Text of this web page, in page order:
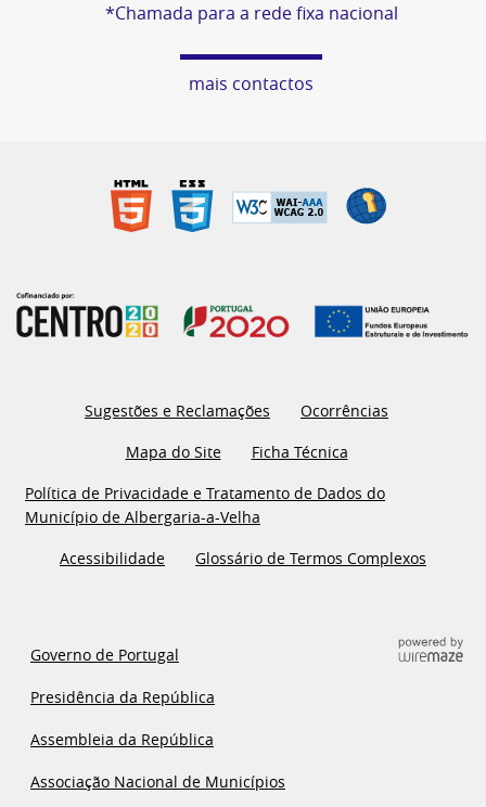
*Chamada para a rede fixa nacional
mais contactos
Sugestões e Reclamações
Ocorrências
Mapa do Site
Ficha Técnica
Política de Privacidade e Tratamento de Dados do
Município de Albergaria-a-Velha
Acessibilidade
Glossário de Termos Complexos
Governo de Portugal
Presidência da República
Assembleia da República
Associação Nacional de Municípios